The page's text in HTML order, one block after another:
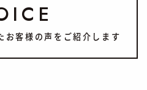
お客様の声をご紹介します